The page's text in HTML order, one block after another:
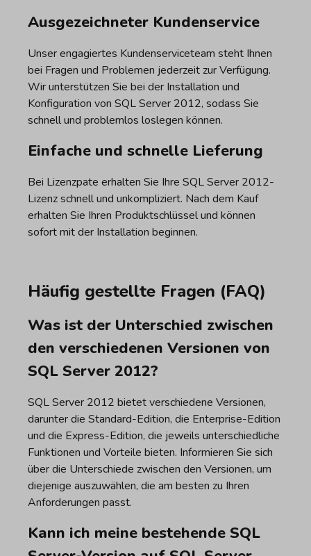
Ausgezeichneter Kundenservice
Unser engagiertes Kundenserviceteam steht Ihnen
bei Fragen und Problemen jederzeit zur Verfügung.
Wir unterstützen Sie bei der Installation und
Konfiguration von SQL Server 2012, sodass Sie
schnell und problemlos loslegen können.
Einfache und schnelle Lieferung
Bei Lizenzpate erhalten Sie Ihre SQL Server 2012-
Lizenz schnell und unkompliziert. Nach dem Kauf
erhalten Sie Ihren Produktschlüssel und können
sofort mit der Installation beginnen.
Häufig gestellte Fragen (FAQ)
Was ist der Unterschied zwischen
den verschiedenen Versionen von
SQL Server 2012?
SQL Server 2012 bietet verschiedene Versionen,
darunter die Standard-Edition, die Enterprise-Edition
und die Express-Edition, die jeweils unterschiedliche
Funktionen und Vorteile bieten. Informieren Sie sich
über die Unterschiede zwischen den Versionen, um
diejenige auszuwählen, die am besten zu Ihren
Anforderungen passt.
Kann ich meine bestehende SQL